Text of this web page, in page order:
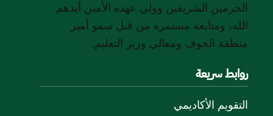
الحرمين الشريفين وولي عهده الأمين أيدهم
الله، ومتابعة مستمرة من قبل سمو أمير
منطقة الجوف ومعالي وزير التعليم.
روابط سريعة
التقويم الأكاديمي